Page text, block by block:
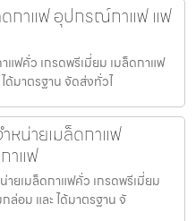
ดกาแฟ อุปกรณ์กาแฟ แฟ
แฟคั่ว เกรดพรีเมี่ยม เมล็ดกาแฟ
มาตรฐาน จัดส่งทั่วไ
น่ายเมล็ดกาแฟ
าแฟ
ยเมล็ดกาแฟคั่ว เกรดพรีเมี่ยม
อม และ ได้มาตรฐาน จั